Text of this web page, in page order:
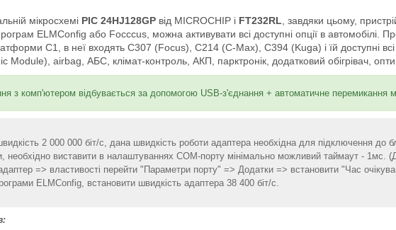
мікросхемі PIC 24HJ128GP від MICROCHIP і FT232RL , завдяки цьому,
ELMConfig або Focccus, можна активувати всі доступні опції в автомобілі.
C1, в неї входять С307 (Focus), C214 (C-Max), C394 (Kuga) і їй доступні всі
Module), airbag, АБС, клімат-контроль, АКП, парктронік, додатковий обігрівач,
з комп'ютером відбувається за допомогою USB-з'єднання + автоматичне перемикання
2 000 000 біт/c, дана швидкість роботи адаптера необхідна для підключення до
необхідно виставити в налаштуваннях COM-порту мінімально можливий таймаут - 1мс.
=> властивості перейти "Параметри порту" => Додатки => встановити "Час
ELMConfig, встановити швидкість адаптера 38 400 біт/с.